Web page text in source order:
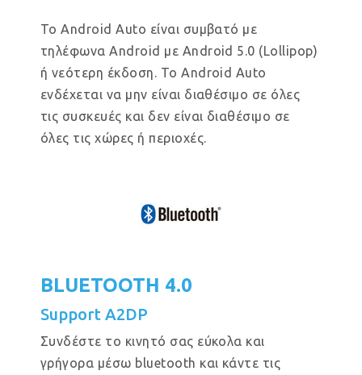
Το Android Auto είναι συμβατό με
τηλέφωνα Android με Android 5.0 (Lollipop)
ή νεότερη έκδοση. Το Android Auto
ενδέχεται να μην είναι διαθέσιμο σε όλες
τις συσκευές και δεν είναι διαθέσιμο σε
όλες τις χώρες ή περιοχές.
BLUETOOTH 4.0
Support A2DP
Συνδέστε το κινητό σας εύκολα και
γρήγορα μέσω bluetooth και κάντε τις